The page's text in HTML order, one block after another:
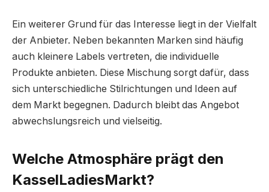
Ein weiterer Grund für das Interesse liegt in der Vielfalt
der Anbieter. Neben bekannten Marken sind häufig
auch kleinere Labels vertreten, die individuelle
Produkte anbieten. Diese Mischung sorgt dafür, dass
sich unterschiedliche Stilrichtungen und Ideen auf
dem Markt begegnen. Dadurch bleibt das Angebot
abwechslungsreich und vielseitig.
Welche Atmosphäre prägt den
KasselLadiesMarkt?